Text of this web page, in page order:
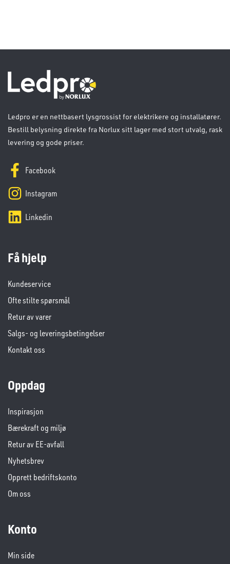
Ledpro er en nettbasert lysgrossist for elektrikere og installatører.
Bestill belysning direkte fra Norlux sitt lager med stort utvalg, rask
levering og gode priser.
Facebook
Instagram
Linkedin
Få hjelp
Kundeservice
Ofte stilte spørsmål
Retur av varer
Salgs- og leveringsbetingelser
Kontakt oss
Oppdag
Inspirasjon
Bærekraft og miljø
Retur av EE-avfall
Nyhetsbrev
Opprett bedriftskonto
Om oss
Konto
Min side